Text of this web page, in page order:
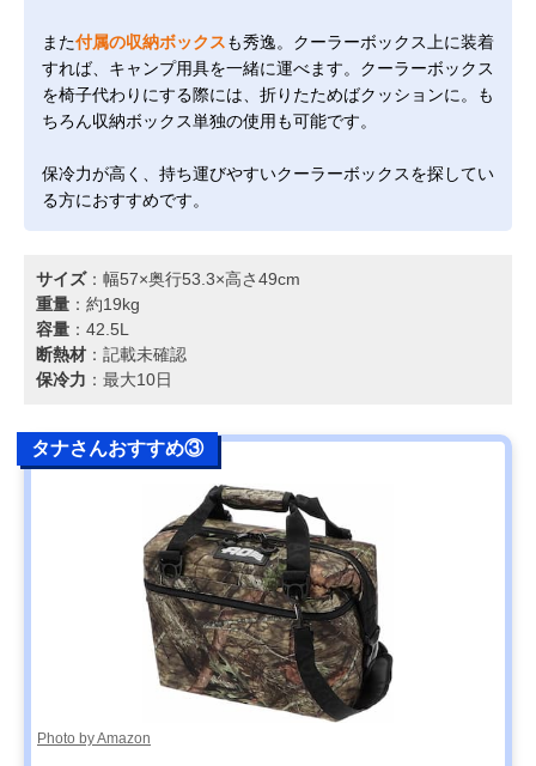
また付属の収納ボックスも秀逸。クーラーボックス上に装着
すれば、キャンプ用具を一緒に運べます。クーラーボックス
を椅子代わりにする際には、折りたためばクッションに。も
ちろん収納ボックス単独の使用も可能です。
保冷力が高く、持ち運びやすいクーラーボックスを探してい
る方におすすめです。
サイズ：幅57×奥行53.3×高さ49cm
重量 ：約19kg
容量 ：42.5L
断熱材 ：記載未確認
保冷力 ：最大10日
タナさんおすすめ③
Photo by Amazon